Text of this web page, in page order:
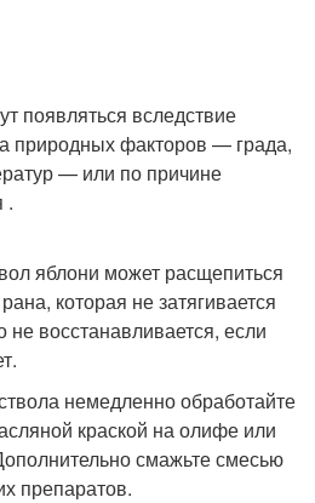
появляться вследствие
природных факторов — града,
— или по причине
.
яблони может расщепиться
которая не затягивается
восстанавливается, если
немедленно обработайте
краской на олифе или
смажьте смесью
препаратов.